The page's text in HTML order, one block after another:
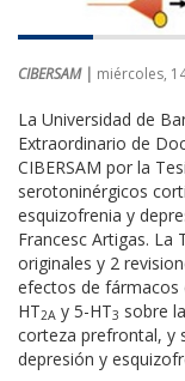
CIBERSAM | miércoles,
La Universidad de
Extraordinario de
CIBERSAM por la
serotoninérgicos
esquizofrenia y
Francesc Artigas. La
originales y 2
efectos de fármacos
HT2A y 5-HT3 sobre
corteza prefrontal, y
depresión y